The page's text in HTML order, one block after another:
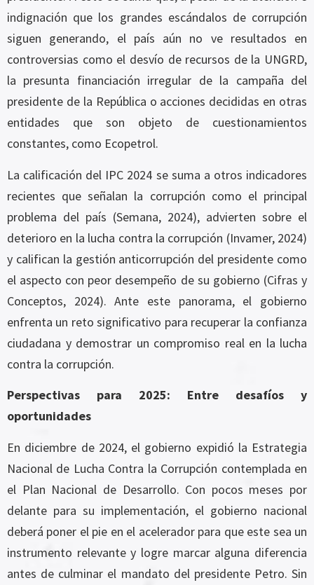
indignación que los grandes escándalos de corrupción
siguen generando, el país aún no ve resultados en
controversias como el desvío de recursos de la UNGRD,
la presunta financiación irregular de la campaña del
presidente de la República o acciones decididas en otras
entidades que son objeto de cuestionamientos
constantes, como Ecopetrol.
La calificación del IPC 2024 se suma a otros indicadores
recientes que señalan la corrupción como el principal
problema del país (Semana, 2024), advierten sobre el
deterioro en la lucha contra la corrupción (Invamer, 2024)
y califican la gestión anticorrupción del presidente como
el aspecto con peor desempeño de su gobierno (Cifras y
Conceptos, 2024). Ante este panorama, el gobierno
enfrenta un reto significativo para recuperar la confianza
ciudadana y demostrar un compromiso real en la lucha
contra la corrupción.
Perspectivas para 2025: Entre desafíos y
oportunidades
En diciembre de 2024, el gobierno expidió la Estrategia
Nacional de Lucha Contra la Corrupción contemplada en
el Plan Nacional de Desarrollo. Con pocos meses por
delante para su implementación, el gobierno nacional
deberá poner el pie en el acelerador para que este sea un
instrumento relevante y logre marcar alguna diferencia
antes de culminar el mandato del presidente Petro. Sin